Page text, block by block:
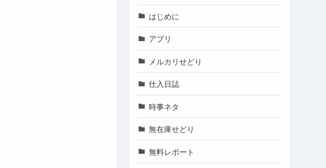
はじめに
アプリ
メルカリせどり
仕入日誌
時事ネタ
無在庫せどり
無料レポート